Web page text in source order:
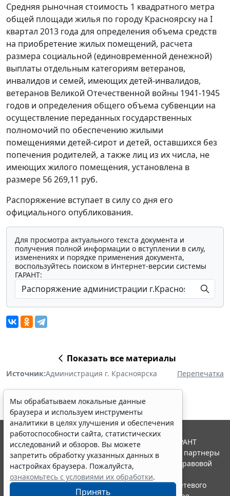
Средняя рыночная стоимость 1 квадратного метра
общей площади жилья по городу Красноярску на I
квартал 2013 года для определения объема средств
на приобретение жилых помещений, расчета
размера социальной (единовременной денежной)
выплаты отдельным категориям ветеранов,
инвалидов и семей, имеющих детей-инвалидов,
ветеранов Великой Отечественной войны 1941-1945
годов и определения общего объема субвенции на
осуществление переданных государственных
полномочий по обеспечению жилыми
помещениями детей-сирот и детей, оставшихся без
попечения родителей, а также лиц из их числа, не
имеющих жилого помещения, установлена в
размере 56 269,11 руб.
Распоряжение вступает в силу со дня его
официального опубликования.
Для просмотра актуального текста документа и
получения полной информации о вступлении в силу,
изменениях и порядке применения документа,
воспользуйтесь поиском в Интернет-версии системы
ГАРАНТ:
Показать все материалы
Источник:Администрация г. Красноярска Перепечатка
Мы обрабатываем локальные данные
браузера и используем инструменты
аналитики в целях улучшения и обеспечения
работоспособности сайта, статистических
исследований и обзоров. Вы можете
запретить обработку указанных данных в
настройках браузера. Пожалуйста,
ознакомьтесь с условиями их обработки.
Принять
© ООО "НПП "ГАРАНТ-СЕРВИС", 2026. Система ГАРАНТ
выпускается с 1990 года. Компания "Гарант" и ее партнеры
являются участниками Российской ассоциации правовой
информации ГАРАНТ.
Портал ГАРАНТ.РУ зарегистрирован в качестве сетевого